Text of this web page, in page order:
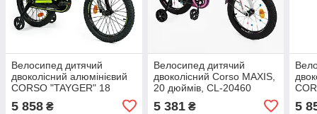
Велосипед дитячий
двоколісний алюмінієвий
CORSO "TAYGER" 18
5 858 ₴
Велосипед дитячий
двоколісний Corso MAXIS,
20 дюймів, CL-20460
5 381₴ 5